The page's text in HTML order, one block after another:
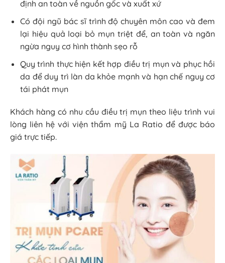
định an toàn về nguồn gốc và xuất xứ
Có đội ngũ bác sĩ trình độ chuyên môn cao và đem
lại hiệu quả loại bỏ mụn triệt để, an toàn và ngăn
ngừa nguy cơ hình thành sẹo rỗ
Quy trình thực hiện kết hợp điều trị mụn và phục hồi
da để duy trì làn da khỏe mạnh và hạn chế nguy cơ
tái phát mụn
Khách hàng có nhu cầu điều trị mụn theo liệu trình vui
lòng liên hệ với viện thẩm mỹ La Ratio để được báo
giá trực tiếp.